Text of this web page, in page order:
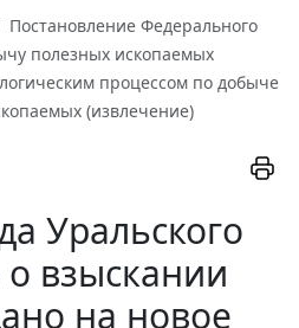
Постановление Федерального
полезных ископаемых
процессом по добыче
(извлечение)
Уральского
взыскании
на новое